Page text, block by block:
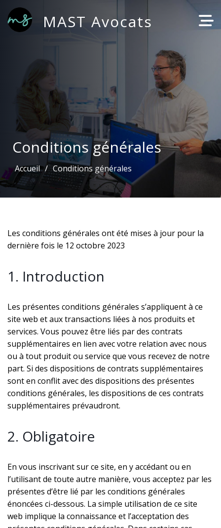
MAST Avocats
Conditions générales
Accueil Conditions générales
Les conditions générales ont été mises à jour pour la
dernière fois le 12 octobre 2023
1. Introduction
Les présentes conditions générales s’appliquent à ce
site web et aux transactions liées à nos produits et
services. Vous pouvez être liés par des contrats
supplémentaires en lien avec votre relation avec nous
ou à tout produit ou service que vous recevez de notre
part. Si des dispositions de contrats supplémentaires
sont en conflit avec des dispositions des présentes
conditions générales, les dispositions de ces contrats
supplémentaires prévaudront.
2. Obligatoire
En vous inscrivant sur ce site, en y accédant ou en
l’utilisant de toute autre manière, vous acceptez par les
présentes d’être lié par les conditions générales
énoncées ci-dessous. La simple utilisation de ce site
web implique la connaissance et l’acceptation des